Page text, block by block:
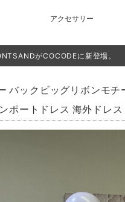
アクセサリー
がCOCODEに新登場。
バックビッグリボンモ
ポートドレス 海外ドレス